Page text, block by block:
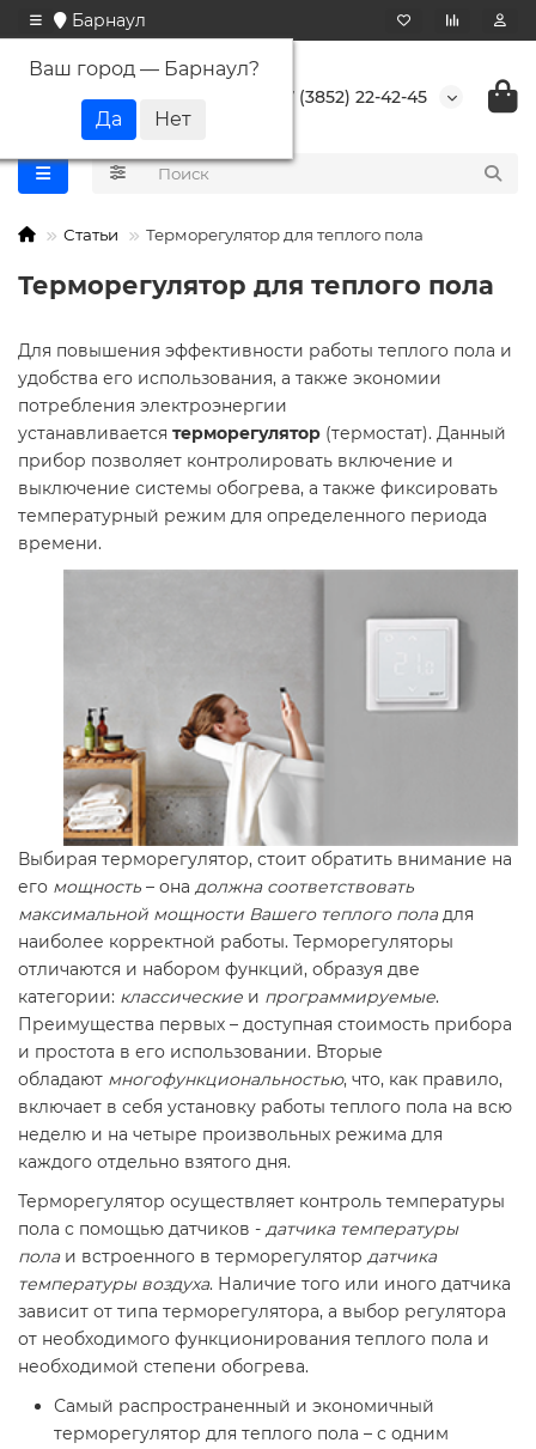
Барнаул
Ваш город — Барнаул?
+7 (3852) 22-42-45
Статьи Терморегулятор для теплого пола
Терморегулятор для теплого пола
Для повышения эффективности работы теплого пола и
удобства его использования, а также экономии
потребления электроэнергии
устанавливается терморегулятор (термостат). Данный
прибор позволяет контролировать включение и
выключение системы обогрева, а также фиксировать
температурный режим для определенного периода
времени.
Выбирая терморегулятор, стоит обратить внимание на
его мощность – она должна соответствовать
максимальной мощности Вашего теплого поладля
наиболее корректной работы. Терморегуляторы
отличаются и набором функций, образуя две
категории: классические и программируемые.
Преимущества первых – доступная стоимость прибора
и простота в его использовании. Вторые
обладают многофункциональностью, что, как правило,
включает в себя установку работы теплого пола на всю
неделю и на четыре произвольных режима для
каждого отдельно взятого дня.
Терморегулятор осуществляет контроль температуры
пола с помощью датчиков - датчика температуры
полаи встроенного в терморегулятор датчика
температуры воздуха. Наличие того или иного датчика
зависит от типа терморегулятора, а выбор регулятора
от необходимого функционирования теплого пола и
необходимой степени обогрева.
Самый распространенный и экономичный
терморегулятор для теплого пола – с одним